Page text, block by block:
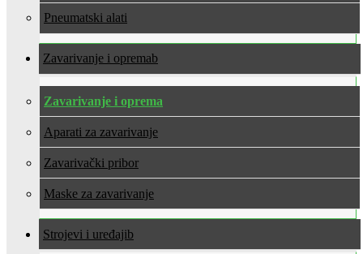
Pneumatski alati
Zavarivanje i oprema
Zavarivanje i oprema
Aparati za zavarivanje
Zavarivački pribor
Maske za zavarivanje
Strojevi i uređaji